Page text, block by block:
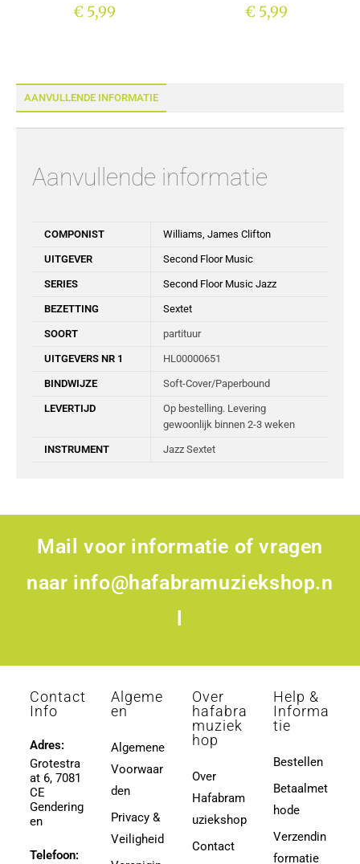
AANVULLENDE INFORMATIE
Aanvullende informatie
COMPONIST Williams, James Clifton
UITGEVER Second Floor Music
SERIES Second Floor Music Jazz
BEZETTING Sextet
SOORT partituur
UITGEVERS NR 1 HL00000651
BINDWIJZE Soft-Cover/Paperbound
LEVERTIJD
Op bestelling. Levering
gewoonlijk binnen 2-3 weken
INSTRUMENT Jazz Sextet
€5,99 €5,99
Mail voor informatie of vragen
naar info@hafabramuziekshop.n
Contact
Info
Adres:
Grotestra
at 6, 7081
CE
Gendering
en
Telefoon:
Algeme
en
Algemene
Voorwaar
den
Privacy &
Veiligheid
Over
hafabra
muziek
hop
Over
Hafabram
uziekshop
Contact
Help &
Informa
tie
Bestellen
Betaalmet
hode
Verzendin
formatie